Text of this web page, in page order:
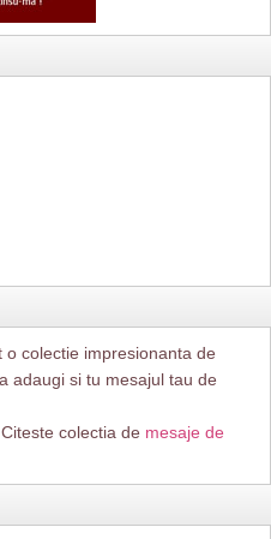
colectie impresionanta de
adaugi si tu mesajul tau de
colectia de mesaje de